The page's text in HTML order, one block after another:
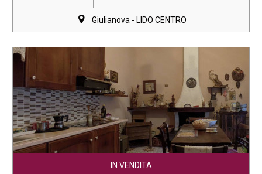
Giulianova - LIDO CENTRO
IN VENDITA